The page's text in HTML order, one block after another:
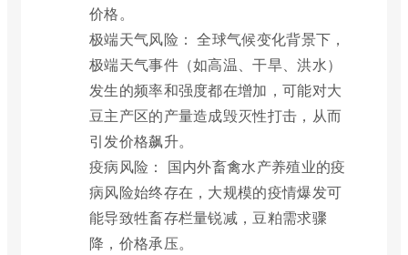
价格。
极端天气风险： 全球气候变化背景下，
极端天气事件（如高温、干旱、洪水）
发生的频率和强度都在增加，可能对大
豆主产区的产量造成毁灭性打击，从而
引发价格飙升。
疫病风险： 国内外畜禽水产养殖业的疫
病风险始终存在，大规模的疫情爆发可
能导致牲畜存栏量锐减，豆粕需求骤
降，价格承压。